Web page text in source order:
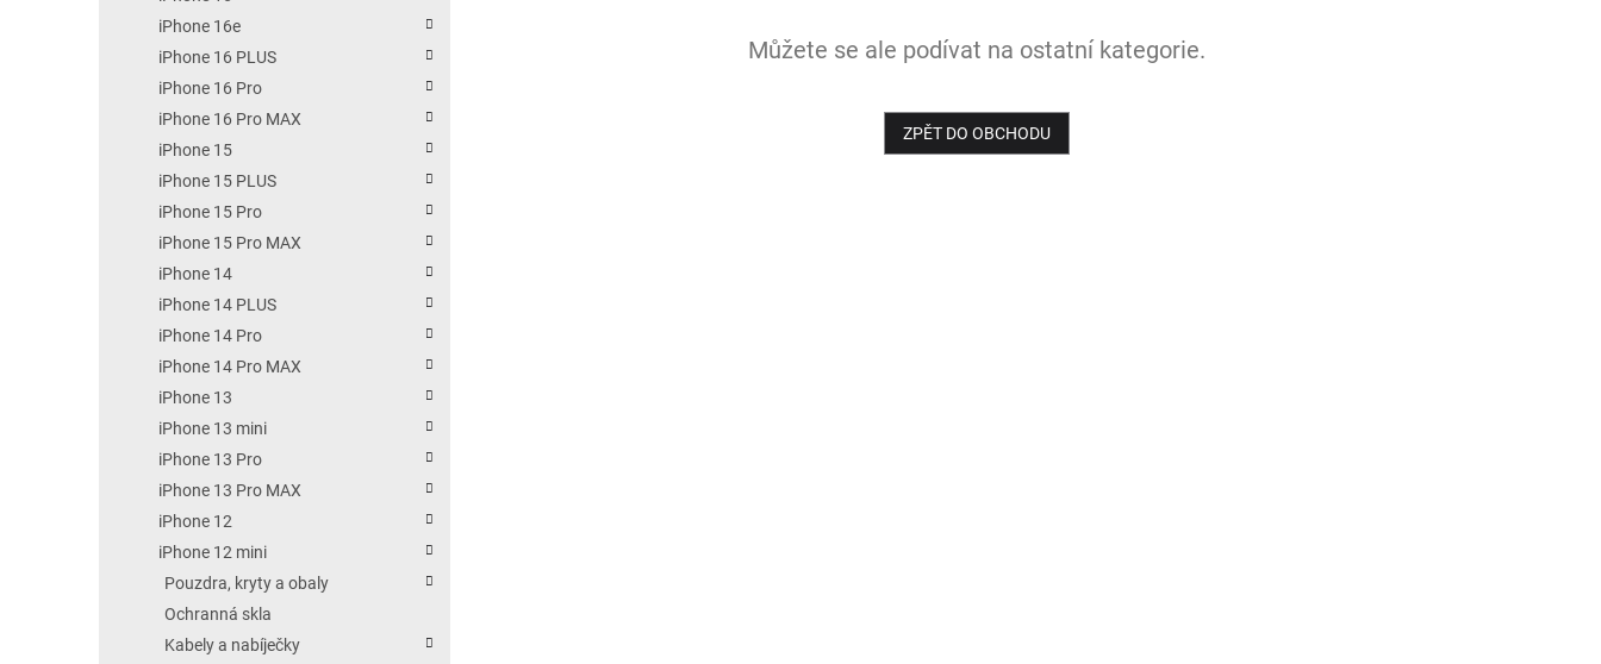
iPhone 16e
iPhone 16 PLUS
iPhone 16 Pro
iPhone 16 Pro MAX
iPhone 15
iPhone 15 PLUS
iPhone 15 Pro
iPhone 15 Pro MAX
iPhone 14
iPhone 14 PLUS
iPhone 14 Pro
iPhone 14 Pro MAX
iPhone 13
iPhone 13 mini
iPhone 13 Pro
iPhone 13 Pro MAX
iPhone 12
iPhone 12 mini
Pouzdra, kryty a obaly
Ochranná skla
Kabely a nabíječky
Můžete se ale podívat na ostatní kategorie.
ZPĚT DO OBCHODU